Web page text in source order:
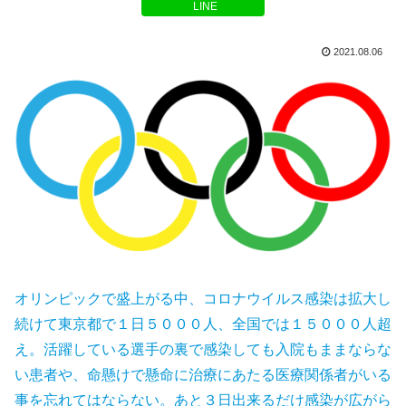
LINE
2021.08.06
オリンピックで盛上がる中、コロナウイルス感染は拡大し
続けて東京都で１日５０００人、全国では１５０００人超
え。活躍している選手の裏で感染しても入院もままならな
い患者や、命懸けで懸命に治療にあたる医療関係者がいる
事を忘れてはならない。あと３日出来るだけ感染が広がら